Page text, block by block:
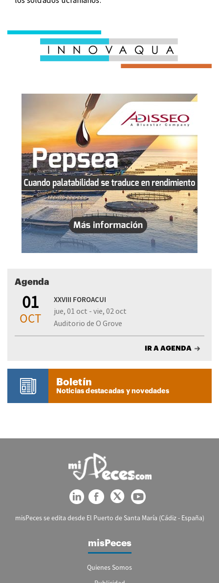
Agenda
01
OCT
XXVIII FOROACUI
jue, 01 oct - vie, 02 oct
Auditorio de O Grove
IR A AGENDA
Boletín
Noticias destacadas y novedades
misPeces se edita desde El Puerto de Santa María (Cádiz - España)
misPeces
Quienes Somos